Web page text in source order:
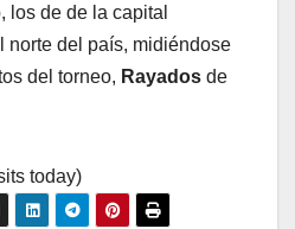
los de de la capital
norte del país, midiéndose
del torneo, Rayados de
today)